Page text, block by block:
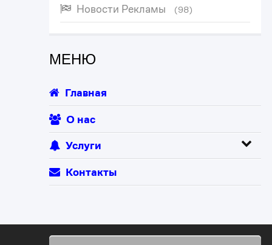
Новости Рекламы (98)
МЕНЮ
Главная
О нас
Услуги
Контакты